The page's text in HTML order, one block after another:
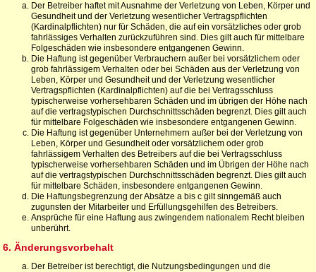
Der Betreiber haftet mit Ausnahme der Verletzung von Leben, Körper und
Gesundheit und der Verletzung wesentlicher Vertragspflichten
(Kardinalpflichten) nur für Schäden, die auf ein vorsätzliches oder grob
fahrlässiges Verhalten zurückzuführen sind. Dies gilt auch für mittelbare
Folgeschäden wie insbesondere entgangenen Gewinn.
Die Haftung ist gegenüber Verbrauchern außer bei vorsätzlichem oder
grob fahrlässigem Verhalten oder bei Schäden aus der Verletzung von
Leben, Körper und Gesundheit und der Verletzung wesentlicher
Vertragspflichten (Kardinalpflichten) auf die bei Vertragsschluss
typischerweise vorhersehbaren Schäden und im übrigen der Höhe nach
auf die vertragstypischen Durchschnittsschäden begrenzt. Dies gilt auch
für mittelbare Folgeschäden wie insbesondere entgangenen Gewinn.
Die Haftung ist gegenüber Unternehmern außer bei der Verletzung von
Leben, Körper und Gesundheit oder vorsätzlichem oder grob
fahrlässigem Verhalten des Betreibers auf die bei Vertragsschluss
typischerweise vorhersehbaren Schäden und im Übrigen der Höhe nach
auf die vertragstypischen Durchschnittsschäden begrenzt. Dies gilt auch
für mittelbare Schäden, insbesondere entgangenen Gewinn.
Die Haftungsbegrenzung der Absätze a bis c gilt sinngemäß auch
zugunsten der Mitarbeiter und Erfüllungsgehilfen des Betreibers.
Ansprüche für eine Haftung aus zwingendem nationalem Recht bleiben
unberührt.
6. Änderungsvorbehalt
Der Betreiber ist berechtigt, die Nutzungsbedingungen und die